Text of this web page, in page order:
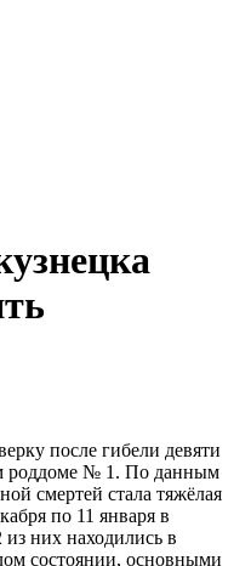
после гибели девяти
роддоме № 1. По данным
смертей стала тяжёлая
по 11 января в
них находились в
состоянии, основными